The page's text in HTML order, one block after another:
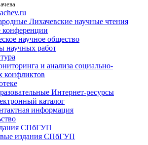
Лихачевские научные чтения
научное общество
научных работ
и анализа социально-
конфликтов
Интернет-ресурсы
каталог
информация
СПбГУП
издания СПбГУП